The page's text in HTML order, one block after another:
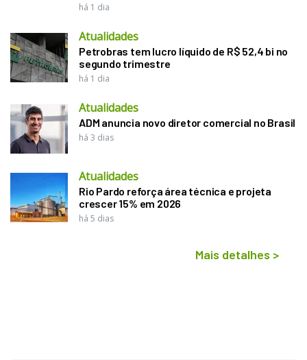
há 1 dia
Atualidades
Petrobras tem lucro líquido de R$ 52,4 bi no
segundo trimestre
há 1 dia
Atualidades
ADM anuncia novo diretor comercial no Brasil
há 3 dias
Atualidades
Rio Pardo reforça área técnica e projeta
crescer 15% em 2026
há 5 dias
Mais detalhes >